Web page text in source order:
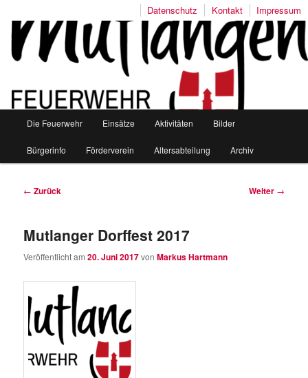
Impressum
Kontakt
Datenschutz
Freiwillige Feuerwehr Mutlangen
Zum
Inhalt
Zum
sekundären
Die Feuerwehr Einsätze Aktivitäten Bilder
Bürgerinfo Förderverein Altersabteilung Archiv
Beitragsnavigation
← Zurück Weiter →
Mutlanger Dorffest 2017
Veröffentlicht am20. Juni 2017vonMarkus Hartmann